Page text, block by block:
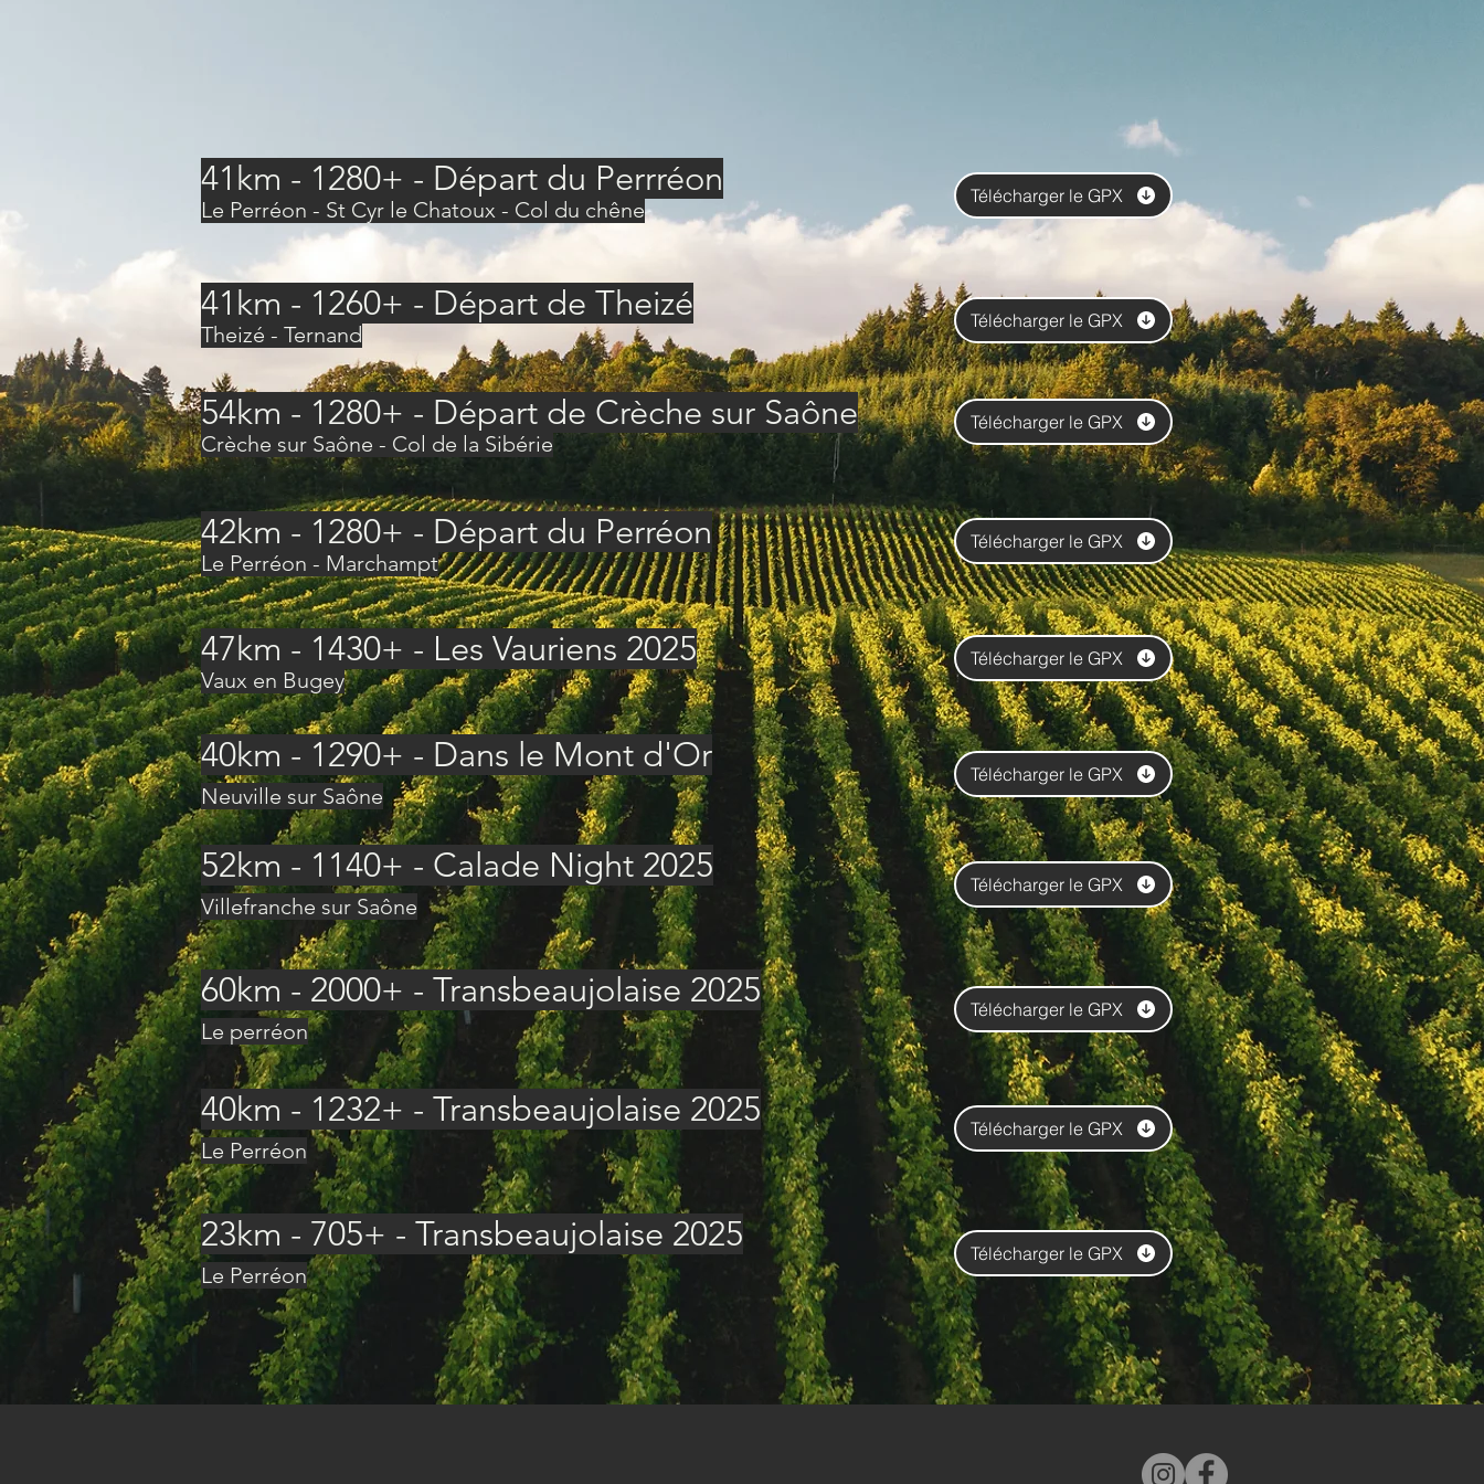
41km - 1280+ - Départ du Perrréon
Le Perréon - St Cyr le Chatoux - Col du chêne
41km - 1260+ - Départ de Theizé
Theizé - Ternand
54km - 1280+ - Départ de Crèche sur Saône
Crèche sur Saône - Col de la Sibérie
42km - 1280+ - Départ du Perréon
Le Perréon - Marchampt
47km - 1430+ - Les Vauriens 2025
Vaux en Bugey
40km - 1290+ - Dans le Mont d'Or
Neuville sur Saône
52km - 1140+ - Calade Night 2025
Villefranche sur Saône
60km - 2000+ - Transbeaujolaise 2025
Le perréon
40km - 1232+ - Transbeaujolaise 2025
Le Perréon
23km - 705+ - Transbeaujolaise 2025
Le Perréon
Télécharger le GPX
Télécharger le GPX
Télécharger le GPX
Télécharger le GPX
Télécharger le GPX
Télécharger le GPX
Télécharger le GPX
Télécharger le GPX
Télécharger le GPX
Télécharger le GPX